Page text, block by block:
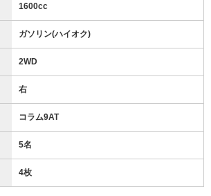
1600cc
ガソリン(ハイオク)
2WD
右
コラム9AT
5名
4枚